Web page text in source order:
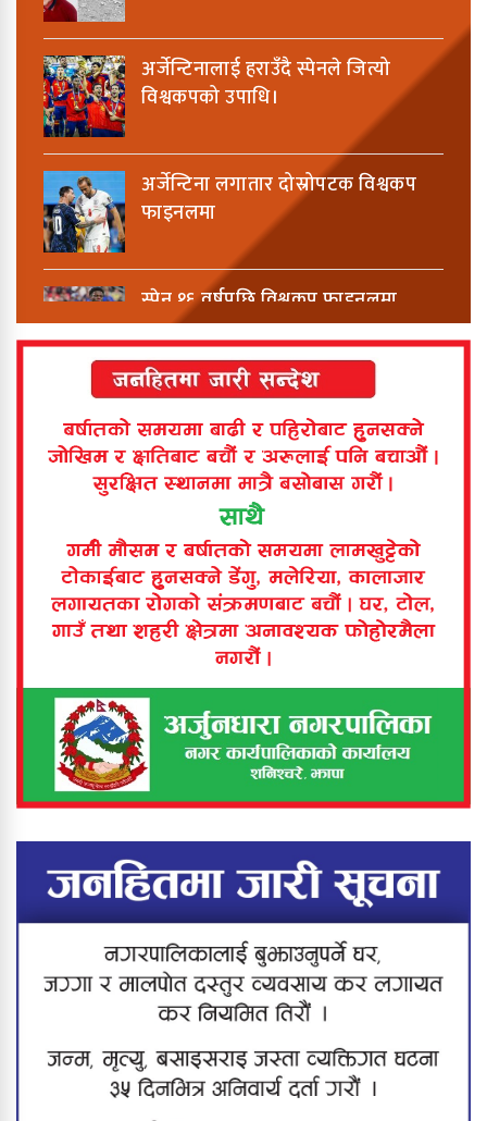
अर्जेन्टिनालाई हराउँदै स्पेनले जित्यो
विश्वकपको उपाधि।
अर्जेन्टिना लगातार दोस्रोपटक विश्वकप
फाइनलमा
स्पेन १६ वर्षपछि विश्वकप फाइनलमा
विश्वकपमा अबको यात्रा यस्तो हुनेछ
बिर्तामोडमा टिपरको ठक्करबाट बालिकाको
मृत्यु
बिर्तामोड नगरपालिकाद्वारा १ अर्ब १५
करोडको बजेट प्रस्तुत
बिरिङ खोलामा डुबेर ५ वर्षीया बालिकाको
मृत्यु
कनकाईमा दर्दनाक दुर्घटना : बाबु–छोरीको
मृत्यु, आमा जीवनमृत्युको संघर्षमा
झापामा ठूलो स्वीप अपरेसन : ६८ जना
नियन्त्रणमा, करिब २० ग्राम खैरो हेरोइन
बरामद